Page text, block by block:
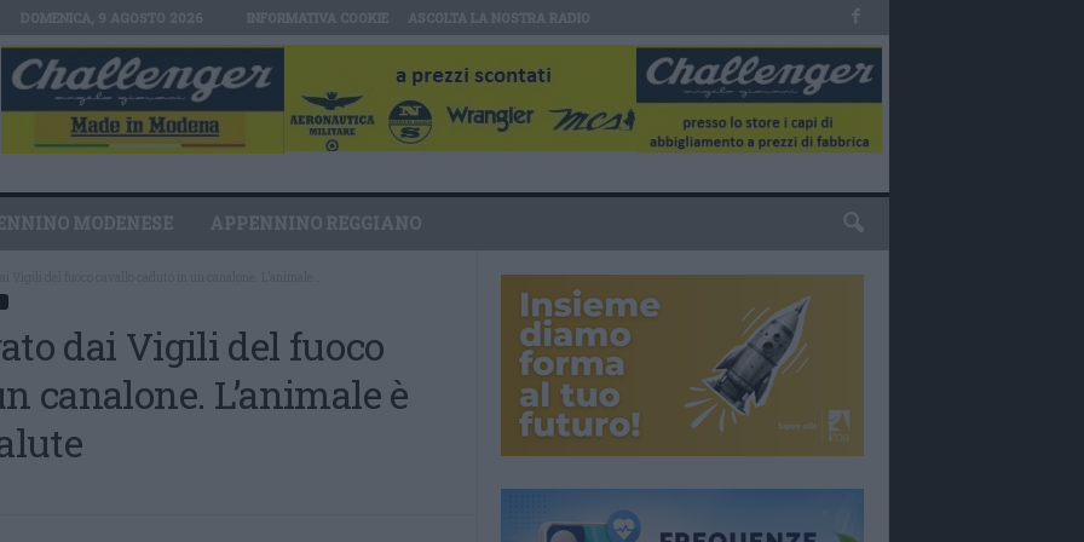
MODENESE APPENNINO REGGIANO
dai Vigili del fuoco
canalone. L’animale è